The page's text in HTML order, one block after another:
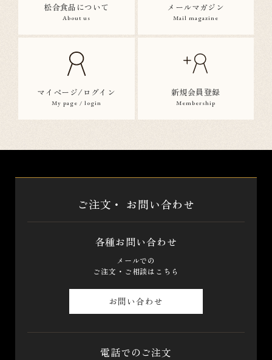
松合食品について
About us
メールマガジン
Mail magazine
マイページ/ログイン
My page / login
新規会員登録
Membership
ご注文・ お問い合わせ
各種お問い合わせ
メールでの
ご注文・ご相談はこちら
お問い合わせ
電話でのご注文